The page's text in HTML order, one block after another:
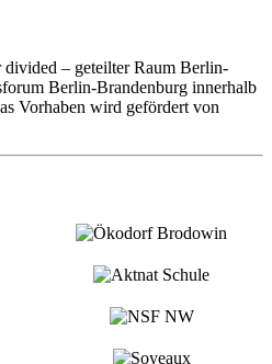
divided – geteilter Raum Berlin-
Berlin-Brandenburg innerhalb
Vorhaben wird gefördert von